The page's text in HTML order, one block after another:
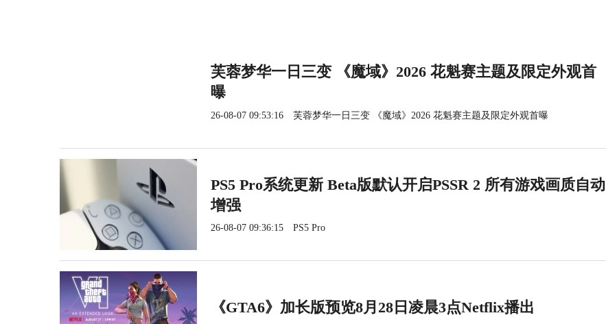
芙蓉梦华一日三变 《魔域》2026 花魁赛主题及限定外观首
曝
26-08-07 09:53:16 芙蓉梦华一日三变 《魔域》2026 花魁赛主题及限定外观首曝
PS5 Pro系统更新 Beta版默认开启PSSR 2 所有游戏画质自动
增强
26-08-07 09:36:15 PS5 Pro
《GTA6》加长版预览8月28日凌晨3点Netflix播出